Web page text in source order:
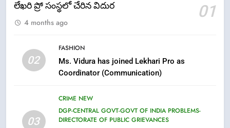
లేఖరి ప్రో సంస్థలో చేరిన విదుర 01
4 months ago
02
FASHION
Ms. Vidura has joined Lekhari Pro as
Coordinator (Communication)
03
CRIME NEW
DGP-CENTRAL GOVT-GOVT OF INDIA PROBLEMS-
DIRECTORATE OF PUBLIC GRIEVANCES
Parabhava Nama Samvatsaram
7
తిరుమల లడ్డూ నెయ్యి కల్తీ: పవిత్ర